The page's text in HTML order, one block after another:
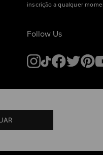
inscrição a qualquer
Follow Us